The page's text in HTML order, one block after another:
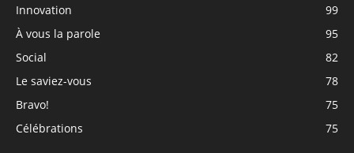
Innovation
99
À vous la parole
95
Social
82
Le saviez-vous
78
Bravo!
75
Célébrations
75